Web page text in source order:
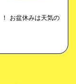
お盆休みは天気の